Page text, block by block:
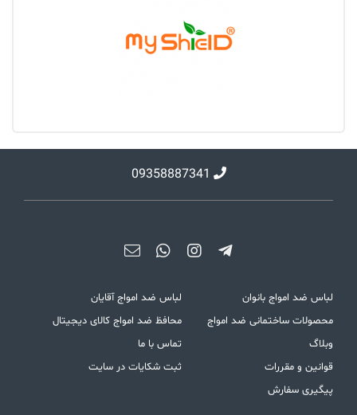
09358887341
لباس ضد امواج بانوان
لباس ضد امواج آقایان
محصولات ساختمانی ضد امواج
محافظ ضد امواج کالای دیجیتال
وبلاگ
تماس با ما
قوانین و مقررات
ثبت شکایات در سایت
پیگیری سفارش